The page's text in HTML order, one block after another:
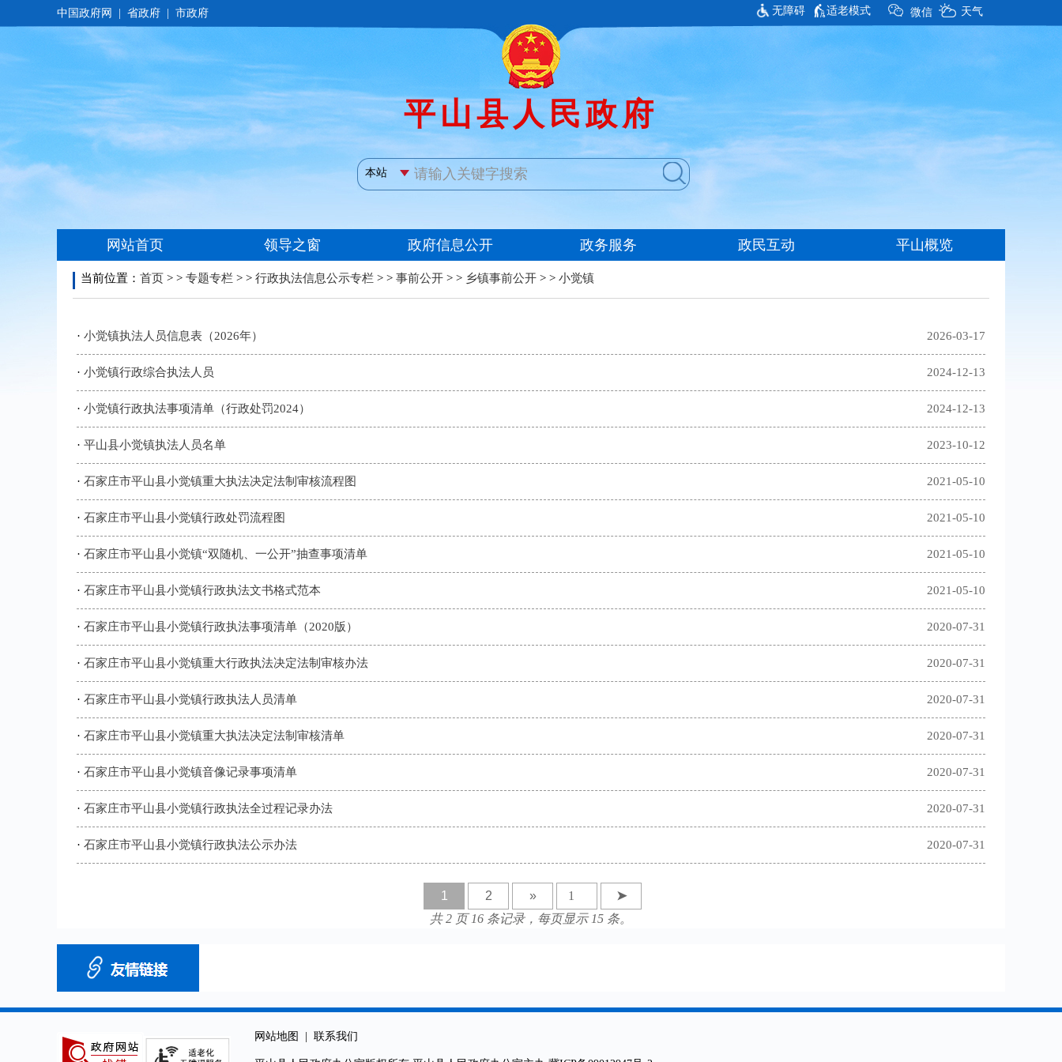
无障碍 适老模式
当前位置： 首页 > > 专题专栏 > > 行政执法信息公示专栏 > > 事前公开 > > 乡镇事前公开 > > 小觉镇
· 小觉镇执法人员信息表（2026年） 2026-03-17
· 小觉镇行政综合执法人员 2024-12-13
· 小觉镇行政执法事项清单（行政处罚2024） 2024-12-13
· 平山县小觉镇执法人员名单 2023-10-12
· 石家庄市平山县小觉镇重大执法决定法制审核流程图 2021-05-10
· 石家庄市平山县小觉镇行政处罚流程图 2021-05-10
· 石家庄市平山县小觉镇“双随机、一公开”抽查事项清单 2021-05-10
· 石家庄市平山县小觉镇行政执法文书格式范本 2021-05-10
· 石家庄市平山县小觉镇行政执法事项清单（2020版） 2020-07-31
· 石家庄市平山县小觉镇重大行政执法决定法制审核办法 2020-07-31
· 石家庄市平山县小觉镇行政执法人员清单 2020-07-31
· 石家庄市平山县小觉镇重大执法决定法制审核清单 2020-07-31
· 石家庄市平山县小觉镇音像记录事项清单 2020-07-31
· 石家庄市平山县小觉镇行政执法全过程记录办法 2020-07-31
· 石家庄市平山县小觉镇行政执法公示办法 2020-07-31
1 2 »
➤
共 2 页 16 条记录，每页显示 15 条。